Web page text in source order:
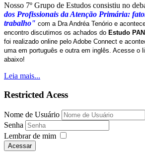
Nosso 7º Grupo de Estudos consistiu no
dos Profissionais da Atenção Primária:
trabalho" com a Dra Andréa Tenório e
encontro discutimos os achados do Estudo
foi realizado online pelo Adobe Connect e
uma em português e outra em inglês. Acesse o
abaixo!
Leia mais...
Restricted Acess
Nome de Usuário
Senha
Lembrar de mim
Acessar